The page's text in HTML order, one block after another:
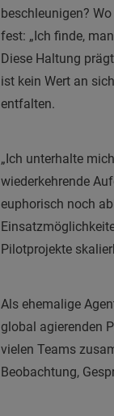
beschleunigen?
fest: „Ich finde,
Diese Haltung
ist kein Wert an
entfalten.
„Ich unterhalte
wiederkehrende
euphorisch noch
Pilotprojekte
Als ehemalige
global agierenden
vielen Teams
Beobachtung,